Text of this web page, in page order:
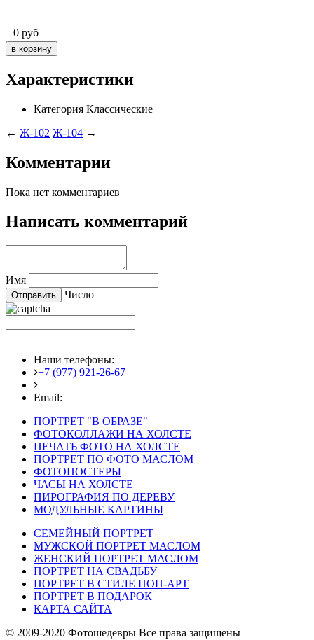
0 руб
Характеристики
Категория Классические
← Ж-102 Ж-104 →
Комментарии
Пока нет комментариев
Написать комментарий
Имя
Число
Наши телефоны:
+7 (977) 921-26-67
Email:
ПОРТРЕТ "В ОБРАЗЕ"
ФОТОКОЛЛАЖИ НА ХОЛСТЕ
ПЕЧАТЬ ФОТО НА ХОЛСТЕ
ПОРТРЕТ ПО ФОТО МАСЛОМ
ФОТОПОСТЕРЫ
ЧАСЫ НА ХОЛСТЕ
ПИРОГРАФИЯ ПО ДЕРЕВУ
МОДУЛЬНЫЕ КАРТИНЫ
СЕМЕЙНЫЙ ПОРТРЕТ
МУЖСКОЙ ПОРТРЕТ МАСЛОМ
ЖЕНСКИЙ ПОРТРЕТ МАСЛОМ
ПОРТРЕТ НА СВАДЬБУ
ПОРТРЕТ В СТИЛЕ ПОП-АРТ
ПОРТРЕТ В ПОДАРОК
КАРТА САЙТА
© 2009-2020 Фотошедевры Все права защищены